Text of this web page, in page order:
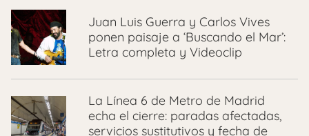
Juan Luis Guerra y Carlos Vives
ponen paisaje a ‘Buscando el Mar’:
Letra completa y Videoclip
La Línea 6 de Metro de Madrid
echa el cierre: paradas afectadas,
servicios sustitutivos y fecha de